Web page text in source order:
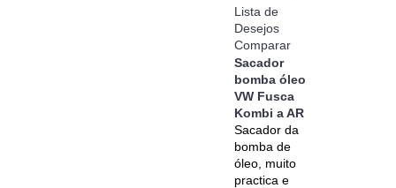
Lista de
Desejos
Comparar
Sacador
bomba óleo
VW Fusca
Kombi a AR
Sacador da
bomba de
óleo, muito
practica e